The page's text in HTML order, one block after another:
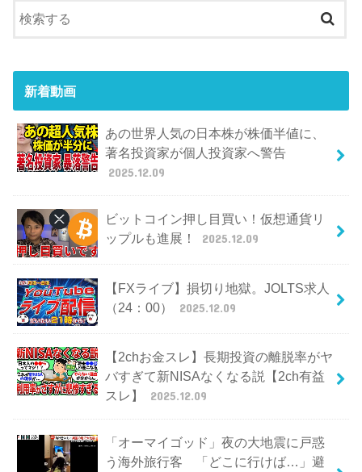
新着動画
あの世界人気の日本株が株価半値に、
著名投資家が個人投資家へ警告
2025.12.09
ビットコイン押し目買い！仮想通貨リ
ップルも進展！
2025.12.09
【FXライブ】損切り地獄。JOLTS求人
（24：00）
2025.12.09
【2chお金スレ】長期投資の離脱率がヤ
バすぎて新NISAなくなる説【2ch有益
スレ】
2025.12.09
「オーマイゴッド」夜の大地震に戸惑
う海外旅行客 「どこに行けば…」避